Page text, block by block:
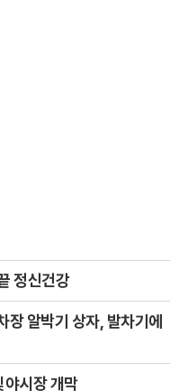
정신건강
알박기 상자, 발차기에
야시장 개막